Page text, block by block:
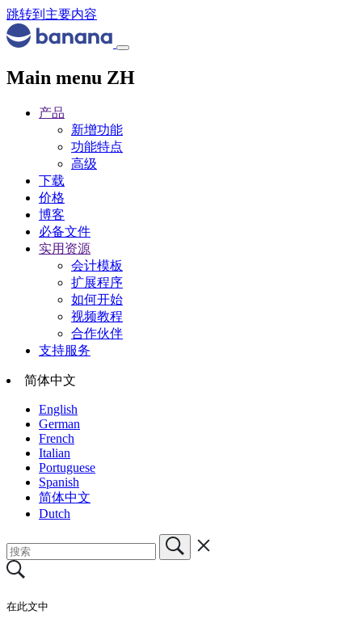
跳转到主要内容
Main menu ZH
产品
新增功能
功能特点
高级
下载
价格
博客
必备文件
实用资源
会计模板
扩展程序
如何开始
视频教程
合作伙伴
支持服务
简体中文
English
German
French
Italian
Portuguese
Spanish
简体中文
Dutch
在此文中